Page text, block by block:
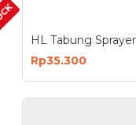
Rp35.300